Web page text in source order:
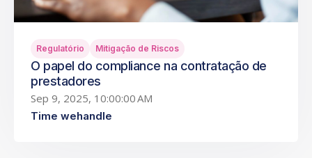
Regulatório Mitigação de Riscos
O papel do compliance na contratação de
prestadores
Sep 9, 2025, 10:00:00 AM
Time wehandle